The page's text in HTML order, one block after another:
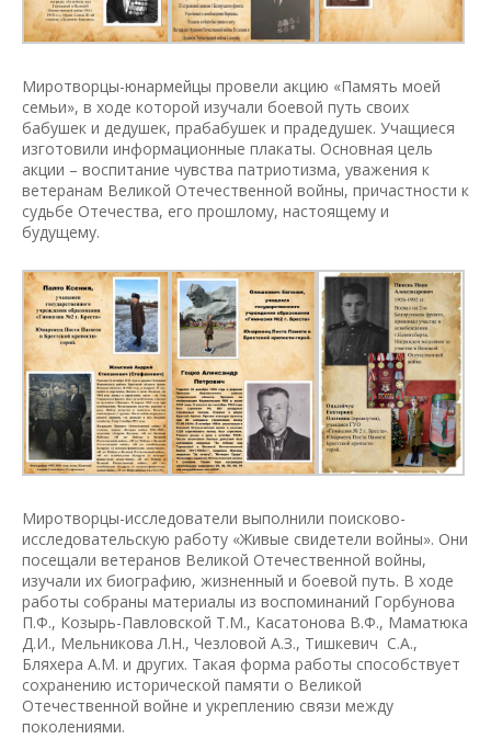
Миротворцы-юнармейцы провели акцию «Память моей
семьи», в ходе которой изучали боевой путь своих
бабушек и дедушек, прабабушек и прадедушек. Учащиеся
изготовили информационные плакаты. Основная цель
акции – воспитание чувства патриотизма, уважения к
ветеранам Великой Отечественной войны, причастности к
судьбе Отечества, его прошлому, настоящему и
будущему.
Миротворцы-исследователи выполнили поисково-
исследовательскую работу «Живые свидетели войны». Они
посещали ветеранов Великой Отечественной войны,
изучали их биографию, жизненный и боевой путь. В ходе
работы собраны материалы из воспоминаний Горбунова
П.Ф., Козырь-Павловской Т.М., Касатонова В.Ф., Маматюка
Д.И., Мельникова Л.Н., Чезловой А.З., Тишкевич С.А.,
Бляхера А.М. и других. Такая форма работы способствует
сохранению исторической памяти о Великой
Отечественной войне и укреплению связи между
поколениями.